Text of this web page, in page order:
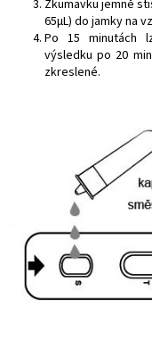
Zkumavku jemně
65μL) do jamky na
Po 15 minutách
výsledku po 20
zkreslené.